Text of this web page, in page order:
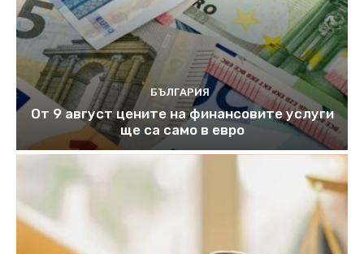
БЪЛГАРИЯ
От 9 август цените на финансовите услуги
ще са само в евро